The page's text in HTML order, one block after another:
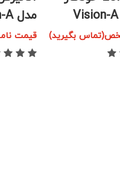
بگیرید)
مدل Vision-A
قیمت